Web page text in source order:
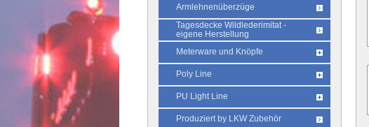
Armlehnenüberzüge
Tagesdecke Wildlederimitat -
eigene Herstellung
Meterware und Knöpfe
Poly Line
PU Light Line
Produziert by LKW Zubehör